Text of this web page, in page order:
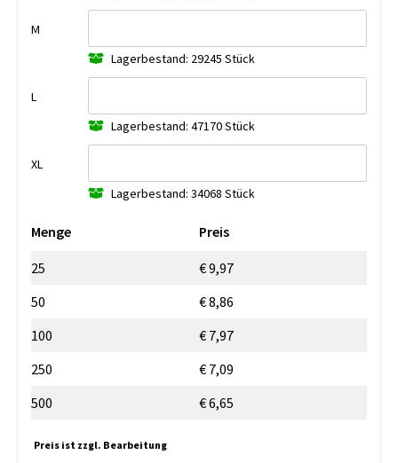
M
Lagerbestand: 29245 Stück
L
Lagerbestand: 47170 Stück
XL
Lagerbestand: 34068 Stück
Menge Preis
25
€ 9,97
50
€ 8,86
100
€ 7,97
250
€ 7,09
500
€ 6,65
Preis ist zzgl. Bearbeitung